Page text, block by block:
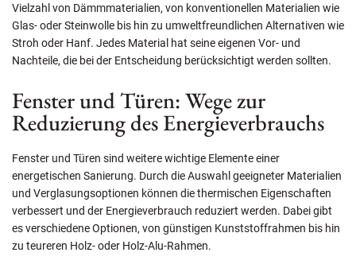
Vielzahl von Dämmmaterialien, von konventionellen Materialien wie
Glas- oder Steinwolle bis hin zu umweltfreundlichen Alternativen wie
Stroh oder Hanf. Jedes Material hat seine eigenen Vor- und
Nachteile, die bei der Entscheidung berücksichtigt werden sollten.
Fenster und Türen: Wege zur
Reduzierung des Energieverbrauchs
Fenster und Türen sind weitere wichtige Elemente einer
energetischen Sanierung. Durch die Auswahl geeigneter Materialien
und Verglasungsoptionen können die thermischen Eigenschaften
verbessert und der Energieverbrauch reduziert werden. Dabei gibt
es verschiedene Optionen, von günstigen Kunststoffrahmen bis hin
zu teureren Holz- oder Holz-Alu-Rahmen.